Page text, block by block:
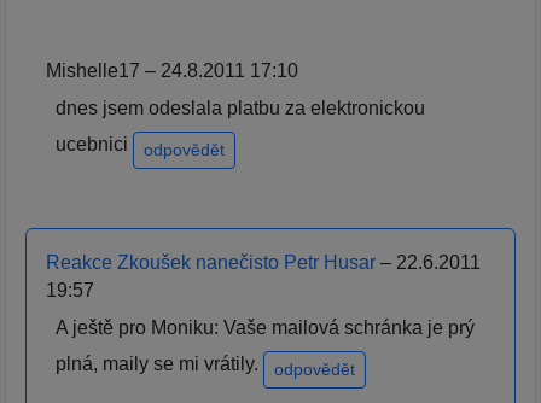
Mishelle17 – 24.8.2011 17:10
dnes jsem odeslala platbu za elektronickou
ucebnici
odpovědět
Reakce Zkoušek nanečisto Petr Husar – 22.6.2011
19:57
A ještě pro Moniku: Vaše mailová schránka je prý
plná, maily se mi vrátily.
odpovědět